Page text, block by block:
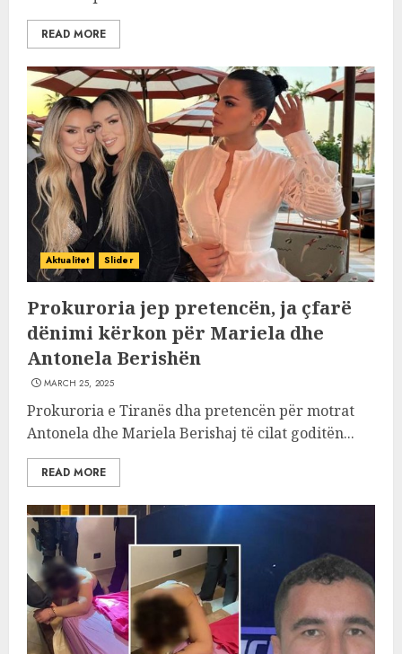
READ MORE
Aktualitet Slider
Prokuroria jep pretencën, ja çfarë
dënimi kërkon për Mariela dhe
Antonela Berishën
MARCH 25, 2025
Prokuroria e Tiranës dha pretencën për motrat
Antonela dhe Mariela Berishaj të cilat goditën...
READ MORE